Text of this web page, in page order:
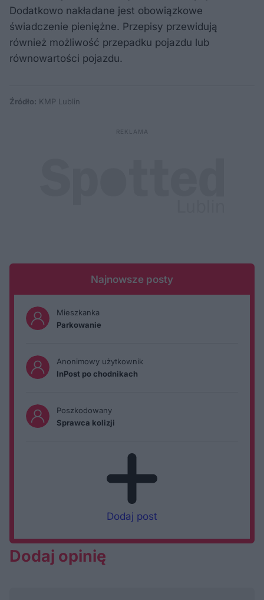
Dodatkowo nakładane jest obowiązkowe
świadczenie pieniężne. Przepisy przewidują
również możliwość przepadku pojazdu lub
równowartości pojazdu.
Źródło: KMP Lublin
Najnowsze posty
Mieszkanka
Parkowanie
Anonimowy użytkownik
InPost po chodnikach
Poszkodowany
Sprawca kolizji
Dodaj post
Dodaj opinię